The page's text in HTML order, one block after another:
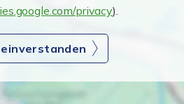
privacy).
einverstanden